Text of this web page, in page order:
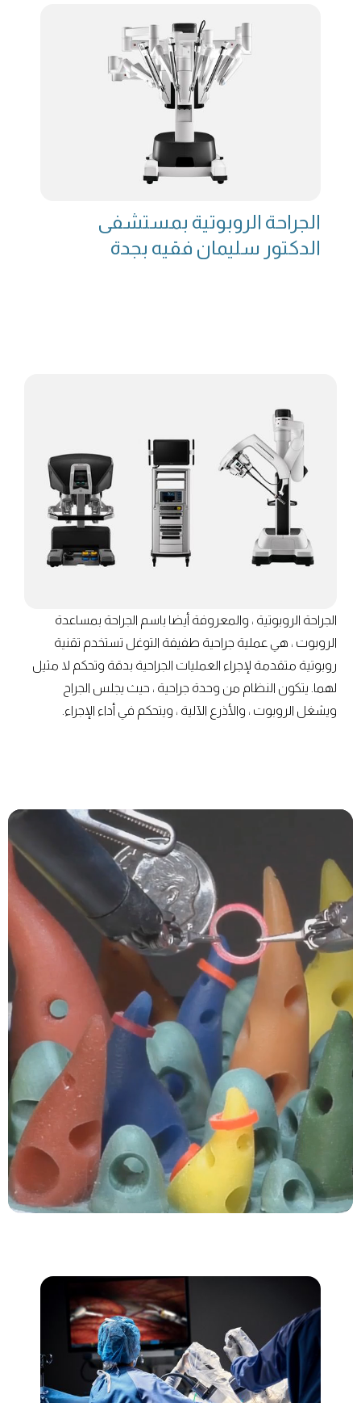
الجراحة الروبوتية بمستشفى
الدكتور سليمان فقيه بجدة
الجراحة الروبوتية ، والمعروفة أيضا باسم الجراحة بمساعدة
الروبوت ، هي عملية جراحية طفيفة التوغل تستخدم تقنية
روبوتية متقدمة لإجراء العمليات الجراحية بدقة وتحكم لا مثيل
لهما. يتكون النظام من وحدة جراحية ، حيث يجلس الجراح
ويشغل الروبوت ، والأذرع الآلية ، ويتحكم في أداء الإجراء.